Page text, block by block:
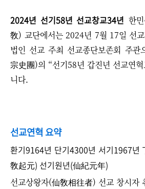
2024년 선기58년 선교창교34년 한
敎) 교단에서는 2024년 7월 17일 선
법인 선교 주최 선교종단보존회 주관
宗史團)의 “선기58년 갑진년 선교연
니다.
선교연혁 요약
환기9164년 단기4300년 서기1967
敎起元) 선기원년(仙紀元年)
선교상왕자(仙敎相往者) 선교 창시자